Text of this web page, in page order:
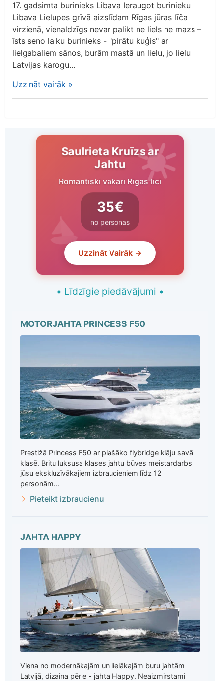
17. gadsimta burinieks Libava Ieraugot burinieku
Libava Lielupes grīvā aizslīdam Rīgas jūras līča
virzienā, vienaldzīgs nevar palikt ne liels ne mazs –
īsts seno laiku burinieks - "pirātu kuģis" ar
lielgabaliem sānos, burām mastā un lielu, jo lielu
Latvijas karogu...
Uzzināt vairāk »
Saulrieta Kruīzs ar
Jahtu
Romantiski vakari Rīgas līcī
35€
no personas
Uzzināt Vairāk →
• Līdzīgie piedāvājumi •
MOTORJAHTA PRINCESS F50
Prestižā Princess F50 ar plašāko flybridge klāju savā
klasē. Britu luksusa klases jahtu būves meistardarbs
jūsu ekskluzīvākajiem izbraucieniem līdz 12
personām...
Pieteikt izbraucienu
JAHTA HAPPY
Viena no modernākajām un lielākajām buru jahtām
Latvijā, dizaina pērle - jahta Happy. Neaizmirstami